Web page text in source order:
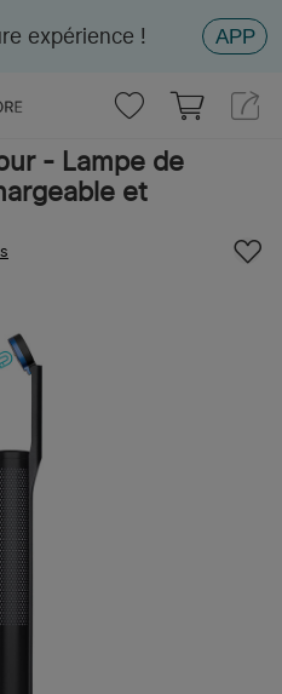
expérience ! APP
- Lampe de
et